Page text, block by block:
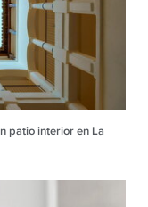
patio interior en La